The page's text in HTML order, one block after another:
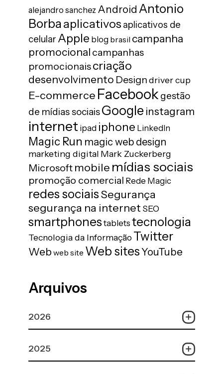
alejandro sanchez Android Antonio
Borba aplicativos aplicativos de
celular Apple blog brasil campanha
promocional campanhas
promocionaiscriação
desenvolvimento Designdriver cup
E-commerce Facebook gestão
de mídias sociaisGoogle instagram
internet ipad iphone LinkedIn
Magic Run magic web design
marketing digital Mark Zuckerberg
Microsoft mobile mídias sociais
promoção comercial Rede Magic
redes sociaisSegurança
segurança na internet SEO
smartphones tablets tecnologia
Tecnologia da Informação Twitter
Web web site Web sitesYouTube
Arquivos
2026
2025